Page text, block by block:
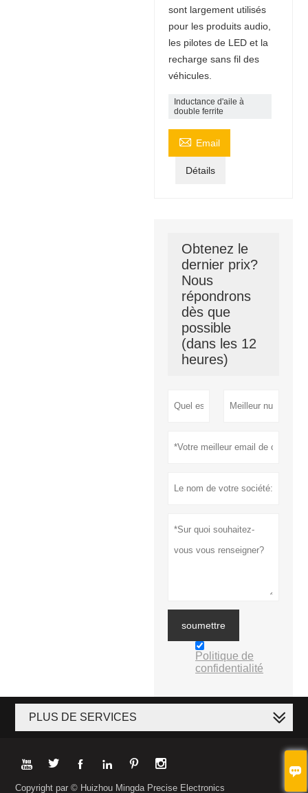

sont largement utilisés
pour les produits audio,
les pilotes de LED et la
recharge sans fil des
véhicules.
Inductance d'aile à
double ferrite
 Email
Détails
Obtenez le
dernier prix?
Nous
répondrons
dès que
possible
(dans les 12
heures)
soumettre
Politique de
confidentialité
PLUS DE SERVICES
     
Copyright par © Huizhou Mingda Precise Electronics